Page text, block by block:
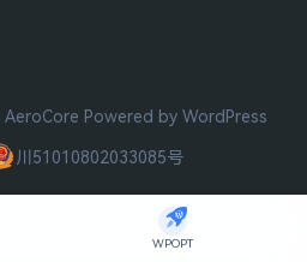
AeroCore Powered by WordPress
川51010802033085号
WPOPT